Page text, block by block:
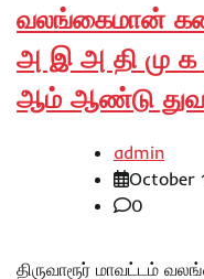
வலங்கைமான்
அ இ அ தி மு க
ஆம் ஆண்டு
admin
October
0
திருவாரூர் மாவட்டம்